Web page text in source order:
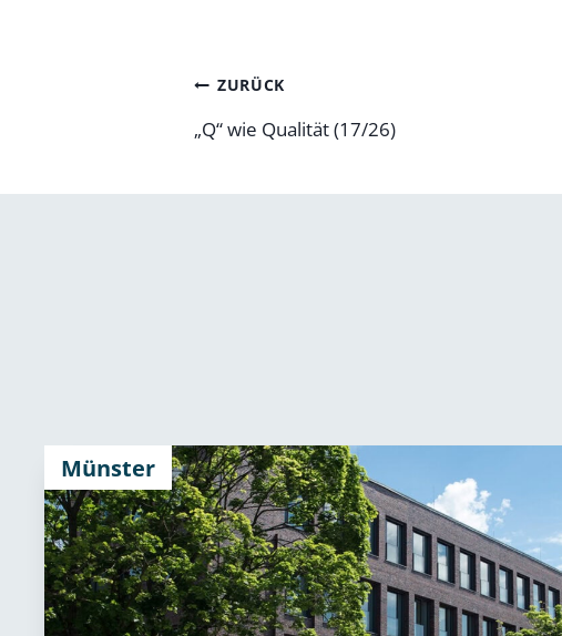
Beitragsnavigation
ZURÜCK
„Q“ wie Qualität (17/26)
Münster